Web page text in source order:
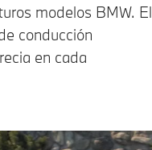
modelos BMW. El
conducción
en cada